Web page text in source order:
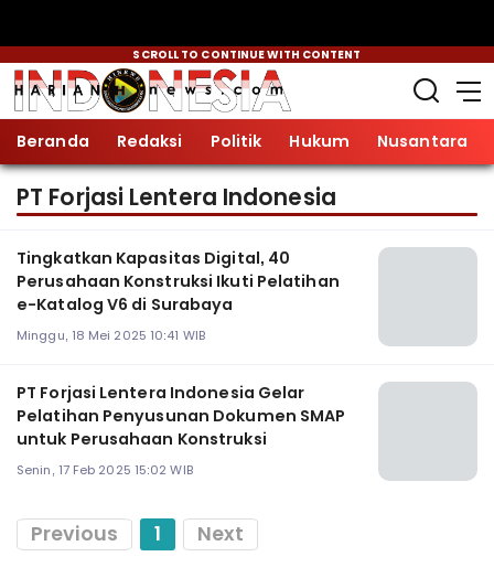
SCROLL TO CONTINUE WITH CONTENT
Beranda Redaksi Politik Hukum Nusantara
PT Forjasi Lentera Indonesia
Tingkatkan Kapasitas Digital, 40
Perusahaan Konstruksi Ikuti Pelatihan
e-Katalog V6 di Surabaya
Minggu, 18 Mei 2025 10:41 WIB
PT Forjasi Lentera Indonesia Gelar
Pelatihan Penyusunan Dokumen SMAP
untuk Perusahaan Konstruksi
Senin, 17 Feb 2025 15:02 WIB
Previous 1 Next